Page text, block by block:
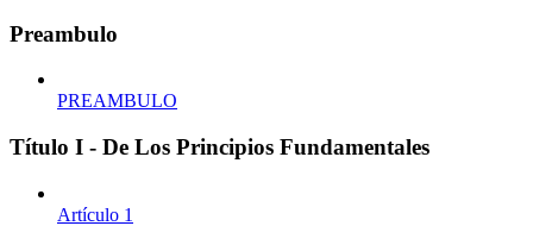
Preambulo
PREAMBULO
Título I - De Los Principios Fundamentales
Artículo 1